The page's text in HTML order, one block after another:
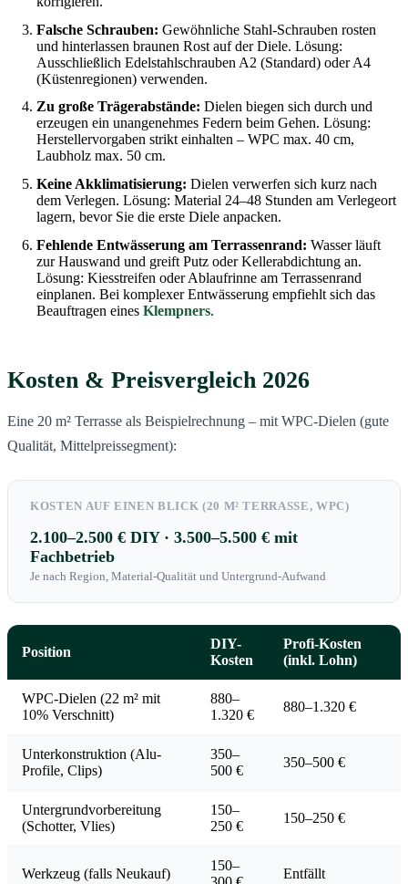
Falsche Schrauben: Gewöhnliche Stahl-Schrauben rosten
und hinterlassen braunen Rost auf der Diele. Lösung:
Ausschließlich Edelstahlschrauben A2 (Standard) oder A4
(Küstenregionen) verwenden.
Zu große Trägerabstände: Dielen biegen sich durch und
erzeugen ein unangenehmes Federn beim Gehen. Lösung:
Herstellervorgaben strikt einhalten – WPC max. 40 cm,
Laubholz max. 50 cm.
Keine Akklimatisierung: Dielen verwerfen sich kurz nach
dem Verlegen. Lösung: Material 24–48 Stunden am Verlegeort
lagern, bevor Sie die erste Diele anpacken.
Fehlende Entwässerung am Terrassenrand: Wasser läuft
zur Hauswand und greift Putz oder Kellerabdichtung an.
Lösung: Kiesstreifen oder Ablaufrinne am Terrassenrand
einplanen. Bei komplexer Entwässerung empfiehlt sich das
Beauftragen eines Klempners.
Kosten & Preisvergleich 2026
Eine 20 m² Terrasse als Beispielrechnung – mit WPC-Dielen (gute
Qualität, Mittelpreissegment):
KOSTEN AUF EINEN BLICK (20 M² TERRASSE, WPC)
2.100–2.500 € DIY · 3.500–5.500 € mit
Fachbetrieb
Je nach Region, Material-Qualität und Untergrund-Aufwand
Position
DIY-
Kosten
Profi-Kosten
(inkl. Lohn)
WPC-Dielen (22 m² mit
10% Verschnitt)
880–
1.320 €
880–1.320 €
Unterkonstruktion (Alu-
Profile, Clips)
350–
500 €
350–500 €
Untergrundvorbereitung
(Schotter, Vlies)
150–
250 €
150–250 €
Werkzeug (falls Neukauf)
150–
Entfällt